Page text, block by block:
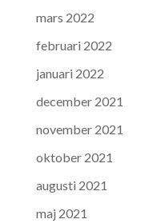
mars 2022
februari 2022
januari 2022
december 2021
november 2021
oktober 2021
augusti 2021
maj 2021